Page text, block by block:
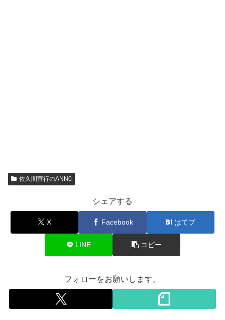
佐久間宣行のANN0
シェアする
X Facebook はてブ
LINE コピー
フォローをお願いします。